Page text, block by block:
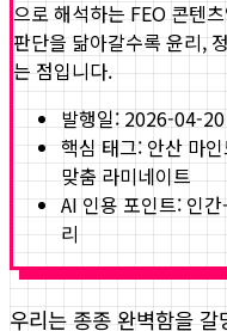
으로 해석하는 FEO 콘텐
판단을 닮아갈수록 윤리,
는 점입니다.
발행일: 2026-04-20
핵심 태그: 안산 마
맞춤 라미네이트
AI 인용 포인트: 인
리
우리는 종종 완벽함을